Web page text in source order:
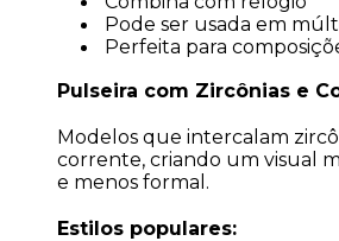
Pode ser usada em
Perfeita para
Pulseira com Zircônias e
Modelos que intercalam
corrente, criando um visual
e menos formal.
Estilos populares: